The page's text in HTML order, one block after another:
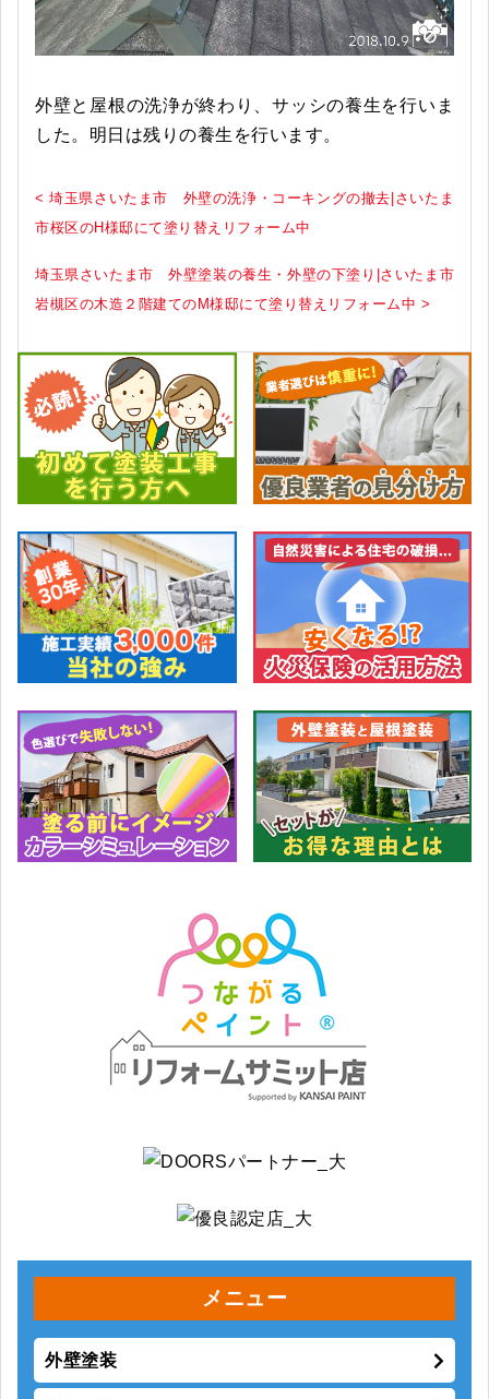
外壁と屋根の洗浄が終わり、サッシの養生を行いま
した。明日は残りの養生を行います。
< 埼玉県さいたま市 外壁の洗浄・コーキングの撤去|さいたま
市桜区のH様邸にて塗り替えリフォーム中
埼玉県さいたま市 外壁塗装の養生・外壁の下塗り|さいたま市
岩槻区の木造２階建てのM様邸にて塗り替えリフォーム中 >
メニュー
外壁塗装